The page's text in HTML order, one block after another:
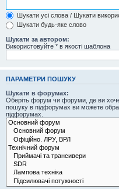
Шукати усі слова / Шукати
Шукати будь-яке слово
Шукати за автором:
Використовуйте * в якості шаблона
ПАРАМЕТРИ ПОШУКУ
Шукати в форумах:
Оберіть форум чи форуми, де ви
пошуку в підфорумах ви можете
підфорумах.